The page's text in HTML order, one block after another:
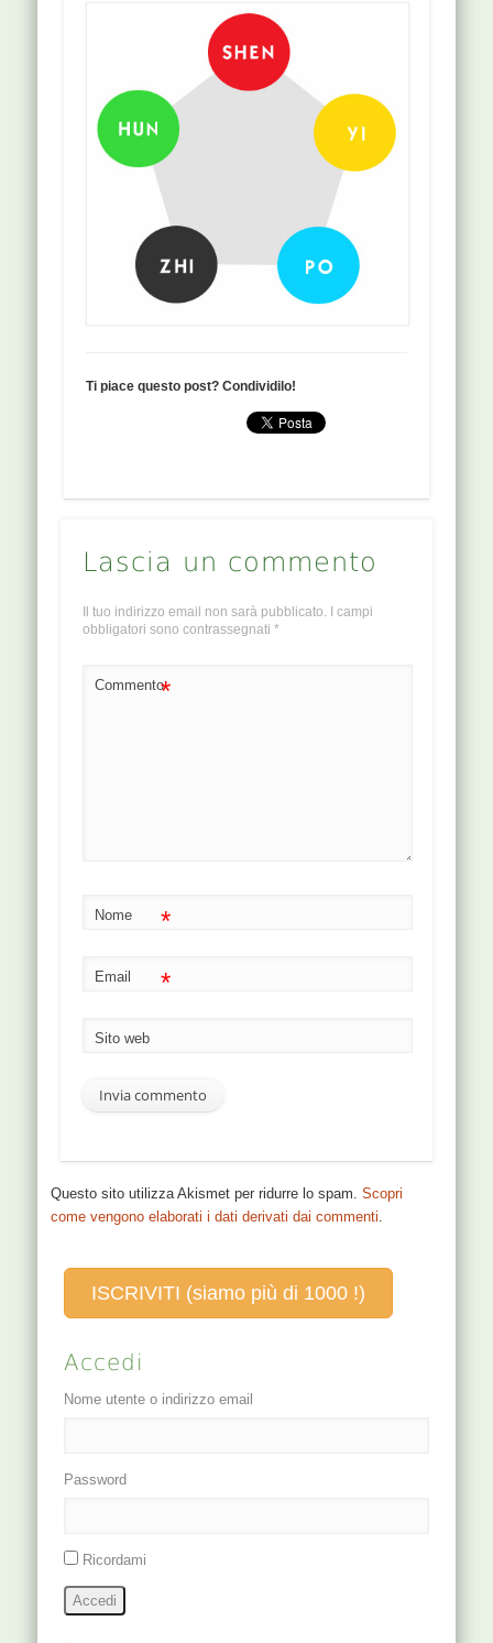
Ti piace questo post? Condividilo!
Lascia un commento
Il tuo indirizzo email non sarà pubblicato. I campi
obbligatori sono contrassegnati *
Commento*
Nome *
Email *
Sito web
Questo sito utilizza Akismet per ridurre lo spam.Scopri
come vengono elaborati i dati derivati dai commenti
ISCRIVITI (siamo più di 1000 !)
Accedi
Nome utente o indirizzo email
Password
Ricordami
Accedi